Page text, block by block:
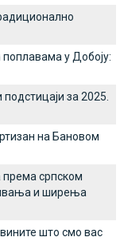
у Добоју:
за 2025.
на Бановом
српском
и ширења
што смо вас